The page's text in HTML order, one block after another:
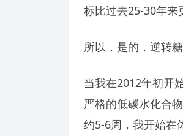
标比过去25-30年来
所以，是的，逆转
当我在2012年初开
严格的低碳水化合
约5-6周，我开始在